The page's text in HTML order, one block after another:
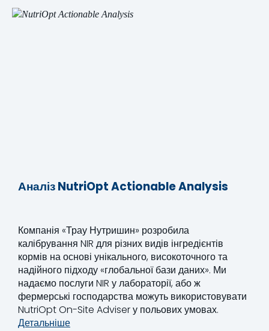
Аналіз NutriOpt Actionable Analysis
Компанія «Трау Нутришин» розробила
калібрування NIR для різних видів інгредієнтів
кормів на основі унікального, високоточного та
надійного підходу «глобальної бази даних». Ми
надаємо послуги NIR у лабораторії, або ж
фермерські господарства можуть використовувати
NutriOpt On-Site Adviser у польових умовах.
Детальніше